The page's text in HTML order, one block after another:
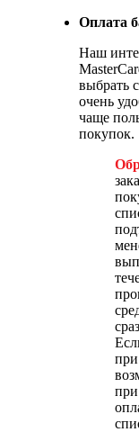
Оплата
Наш
выбрать
очень
чаще
покупок.
при